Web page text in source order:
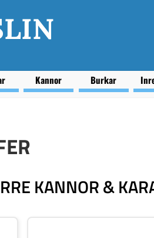
Kannor Burkar
KANNOR &